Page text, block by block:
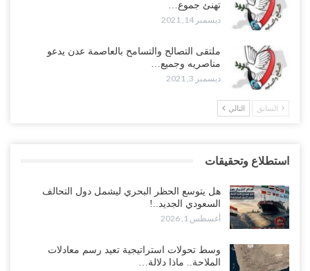
تهنئ جموع…
ديسمبر 14, 2021
ملتقى التصالح والتسامح بالعاصمة عدن يدعو
مناصريه وجميع…
ديسمبر 3, 2021
السابق التالي
استطلاع وتحقيقات
هل يتوسع الحظر البحري ليشمل دول التحالف
السعودي الجديد..!
أغسطس 1, 2026
وسط تحولات استراتيجية تعيد رسم معادلات
الملاحة.. ماذا دلالة…